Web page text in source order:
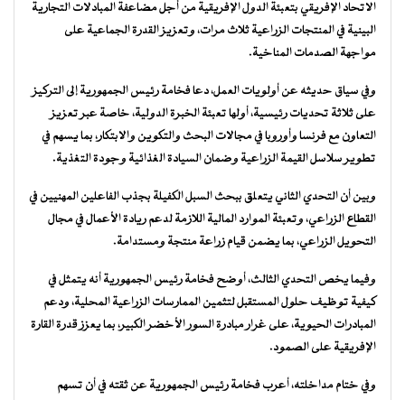
الاتحاد الإفريقي بتعبئة الدول الإفريقية من أجل مضاعفة المبادلات التجارية
البينية في المنتجات الزراعية ثلاث مرات، وتعزيز القدرة الجماعية على
مواجهة الصدمات المناخية.
وفي سياق حديثه عن أولويات العمل، دعا فخامة رئيس الجمهورية إلى التركيز
على ثلاثة تحديات رئيسية، أولها تعبئة الخبرة الدولية، خاصة عبر تعزيز
التعاون مع فرنسا وأوروبا في مجالات البحث والتكوين والابتكار، بما يسهم في
تطوير سلاسل القيمة الزراعية وضمان السيادة الغذائية وجودة التغذية.
وبين أن التحدي الثاني يتعلق ببحث السبل الكفيلة بجذب الفاعلين المهنيين في
القطاع الزراعي، وتعبئة الموارد المالية اللازمة لدعم ريادة الأعمال في مجال
التحويل الزراعي، بما يضمن قيام زراعة منتجة ومستدامة.
وفيما يخص التحدي الثالث، أوضح فخامة رئيس الجمهورية أنه يتمثل في
كيفية توظيف حلول المستقبل لتثمين الممارسات الزراعية المحلية، ودعم
المبادرات الحيوية، على غرار مبادرة السور الأخضر الكبير، بما يعزز قدرة القارة
الإفريقية على الصمود.
وفي ختام مداخلته، أعرب فخامة رئيس الجمهورية عن ثقته في أن تسهم